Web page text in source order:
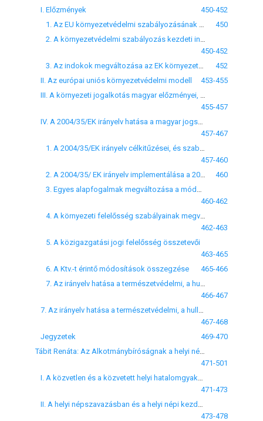
I. Előzmények
450-452
450
450-452
452
II. Az európai uniós környezetvédelmi modell
453-455
455-457
457-467
457-460
460
460-462
462-463
5. A közigazgatási jogi felelősség összetevői
463-465
6. A Ktv.-t érintő módosítások összegzése
465-466
466-467
467-468
Jegyzetek
469-470
471-501
471-473
473-478